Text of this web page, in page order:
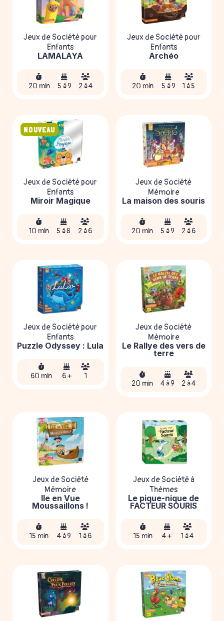
Jeux de Société pour
Enfants
LAMALAYA
20 min 5 à 9 2 à 4
Jeux de Société pour
Enfants
Archéo
20 min 5 à 9 1 à 5
Jeux de Société pour
Enfants
Miroir Magique
10 min 5 à 8 2 à 6
NOUVEAU
Jeux de Société
Mémoire
La maison des souris
20 min 5 à 9 2 à 6
Jeux de Société pour
Enfants
Puzzle Odyssey : Lula
60 min 6 + 1
Jeux de Société
Mémoire
Le Rallye des vers de
terre
20 min 4 à 9 2 à 4
Jeux de Société
Mémoire
Île en Vue
Moussaillons !
15 min 4 à 9 1 à 6
Jeux de Société à
Thèmes
Le pique-nique de
FACTEUR SOURIS
15 min 4 + 1 à 4